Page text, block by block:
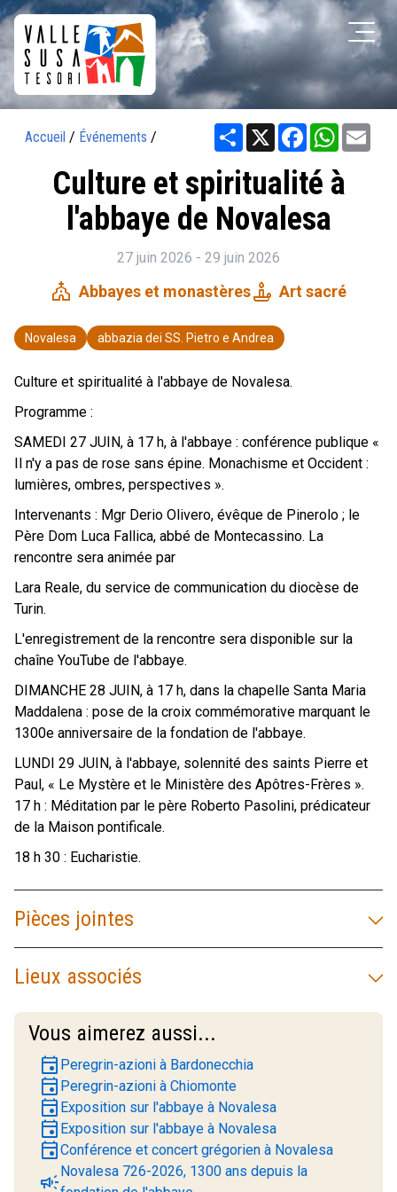
Accueil / Événements / Share X Facebook
Culture et spiritualité à
l'abbaye de Novalesa
27 juin 2026 - 29 juin 2026
church Abbayes et monastèrescandle Art sacré
Novalesa abbazia dei SS. Pietro e Andrea
Culture et spiritualité à l'abbaye de Novalesa.
Programme :
SAMEDI 27 JUIN, à 17 h, à l'abbaye : conférence publique «
Il n'y a pas de rose sans épine. Monachisme et Occident :
lumières, ombres, perspectives ».
Intervenants : Mgr Derio Olivero, évêque de Pinerolo ; le
Père Dom Luca Fallica, abbé de Montecassino. La
rencontre sera animée par
Lara Reale, du service de communication du diocèse de
Turin.
L'enregistrement de la rencontre sera disponible sur la
chaîne YouTube de l'abbaye.
DIMANCHE 28 JUIN, à 17 h, dans la chapelle Santa Maria
Maddalena : pose de la croix commémorative marquant le
1300e anniversaire de la fondation de l'abbaye.
LUNDI 29 JUIN, à l'abbaye, solennité des saints Pierre et
Paul, « Le Mystère et le Ministère des Apôtres-Frères ».
17 h : Méditation par le père Roberto Pasolini, prédicateur
de la Maison pontificale.
18 h 30 : Eucharistie.
Pièces jointes
Lieux associés
Vous aimerez aussi...
event Peregrin-azioni à Bardonecchia
event Peregrin-azioni à Chiomonte
event Exposition sur l'abbaye à Novalesa
event Exposition sur l'abbaye à Novalesa
eventConférence et concert grégorien à Novalesa
campaignNovalesa 726-2026, 1300 ans depuis la